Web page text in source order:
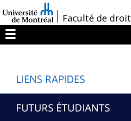
au
contenu
/Faculté de droit
Menu